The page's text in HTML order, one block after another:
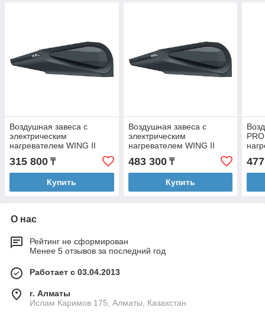
Воздушная завеса с
электрическим
нагревателем WING II
E100 EC Серый антрацит
(RAL 7016)
315 800 ₸
Купить
Воздушная завеса с
электрическим
нагревателем WING II
E200 EC Серый антрацит
(RAL 7016)
483 300₸
Купить
О нас
Рейтинг не сформирован
Менее 5 отзывов за последний год
Работает с 03.04.2013
г. Алматы
Ислам Каримов 175, Алматы, Казахстан